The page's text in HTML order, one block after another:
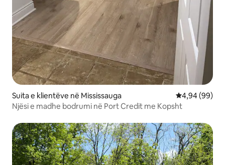
Suita e klientëve në Mississauga Vlerësimi
4,94 (99)
Njësi e madhe bodrumi në Port Credit me Kopsht